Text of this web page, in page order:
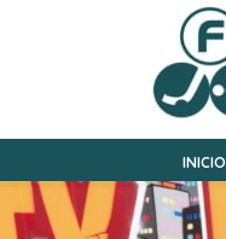
INICIO